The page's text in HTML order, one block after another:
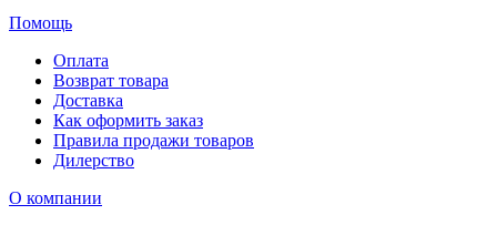
Помощь
Оплата
Возврат товара
Доставка
Как оформить заказ
Правила продажи товаров
Дилерство
О компании